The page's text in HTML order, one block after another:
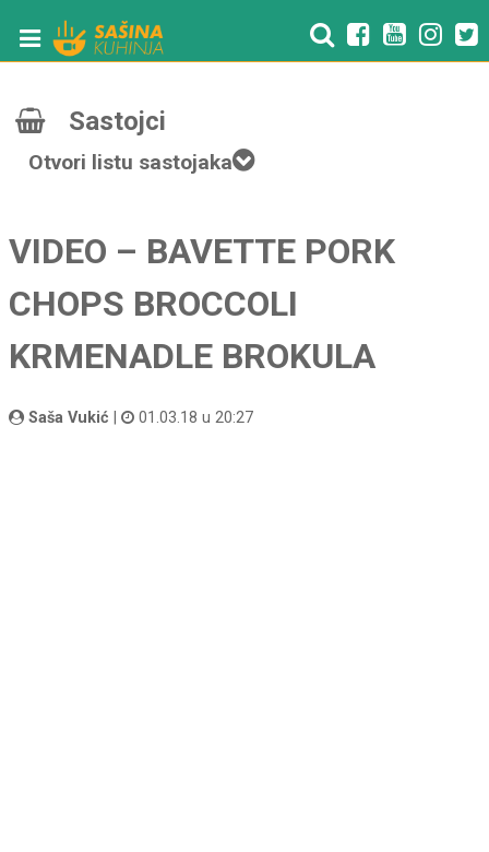
Sastojci
Otvori listu sastojaka
VIDEO – BAVETTE PORK
CHOPS BROCCOLI
KRMENADLE BROKULA
Saša Vukić 01.03.18 u 20:27